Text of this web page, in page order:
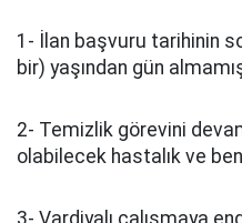
1- İlan başvuru tarihinin
bir) yaşından gün
2- Temizlik görevini
olabilecek hastalık ve
3- Vardiyalı çalışmaya